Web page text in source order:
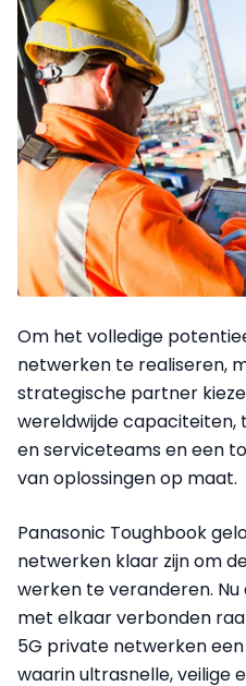
Om het volledige
netwerken te realiseren,
strategische partner
wereldwijde capaciteiten,
en serviceteams en een
van oplossingen op maat.
Panasonic Toughbook
netwerken klaar zijn om
werken te veranderen.
met elkaar verbonden
5G private netwerken
waarin ultrasnelle, veilige